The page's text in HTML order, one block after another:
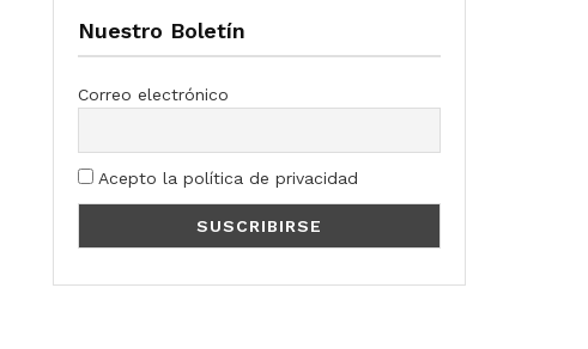
Nuestro Boletín
Correo electrónico
Acepto la política de privacidad